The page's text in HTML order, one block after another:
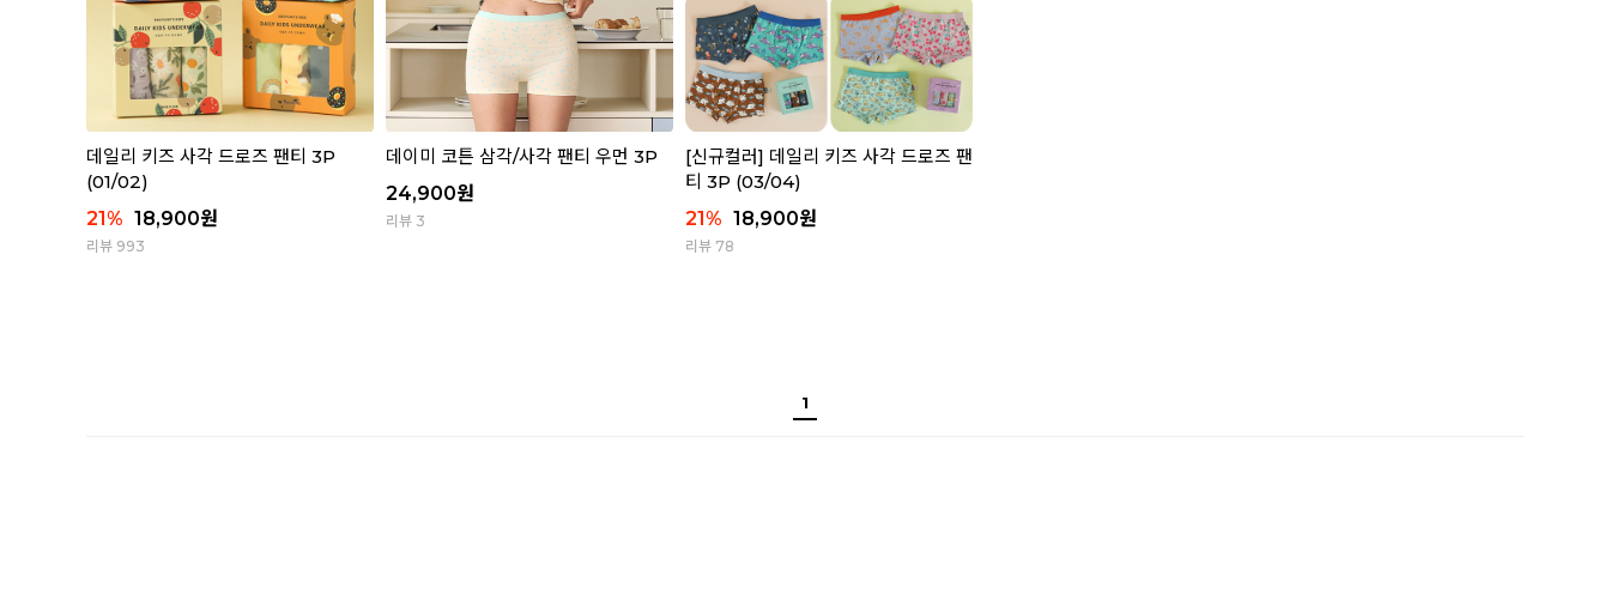
데일리 키즈 사각 드로즈 팬티 3P
(01/02)
21% 18,900원
리뷰 993
데이미 코튼 삼각/사각 팬티 우먼 3P
24,900원
리뷰 3
[신규컬러] 데일리 키즈 사각 드로즈 팬
티 3P (03/04)
21% 18,900원
리뷰 78
1